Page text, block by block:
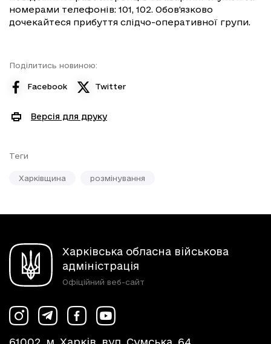
номерами телефонів: 101, 102. Обов'язково
дочекайтеся прибуття слідчо-оперативної групи.
Поділитись новиною:
Facebook Twitter
Версія для друку
Теги
Харківщина розмінування
Харківська обласна військова
адміністрація
Офіційний веб-сайт